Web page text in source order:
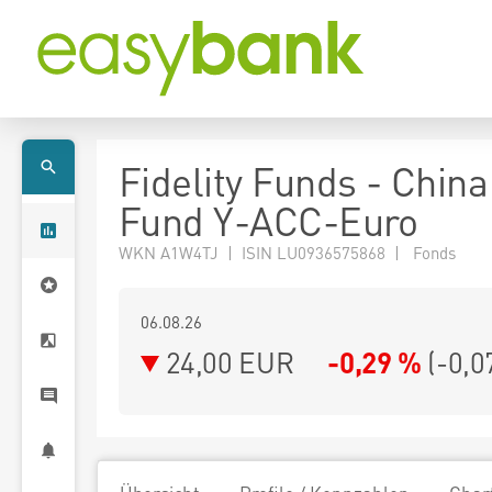
Fidelity Funds -
Fund Y-ACC-Euro
WKN A1W4TJ | ISIN LU0936575868 | Fonds
06.08.26
24,00 EUR -0,29 % (-